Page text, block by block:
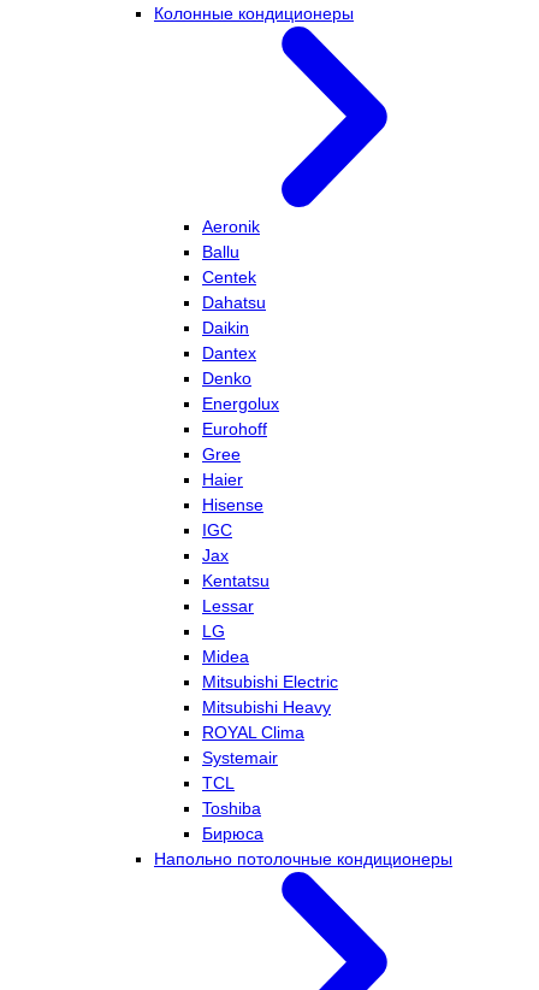
Колонные кондиционеры
Aeronik
Ballu
Centek
Dahatsu
Daikin
Dantex
Denko
Energolux
Eurohoff
Gree
Haier
Hisense
IGC
Jax
Kentatsu
Lessar
LG
Midea
Mitsubishi Electric
Mitsubishi Heavy
ROYAL Clima
Systemair
TCL
Toshiba
Бирюса
Напольно потолочные кондиционеры